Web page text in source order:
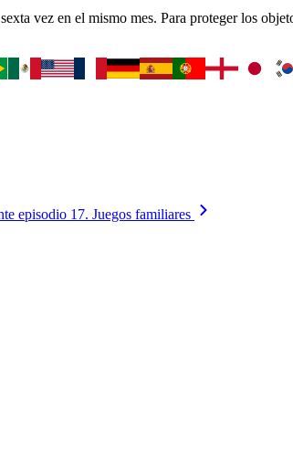
vez en el mismo mes. Para proteger los
episodio 17. Juegos familiares